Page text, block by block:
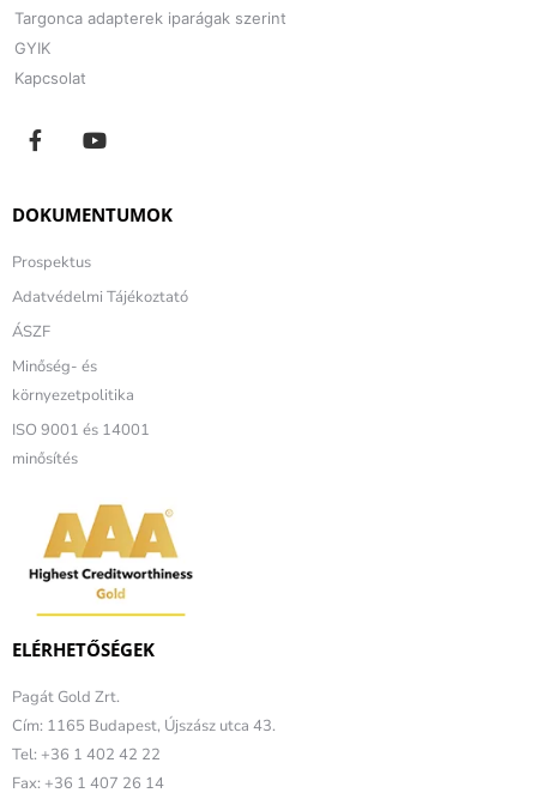
Targonca adapterek iparágak szerint
GYIK
Kapcsolat
DOKUMENTUMOK
Prospektus
Adatvédelmi Tájékoztató
ÁSZF
Minőség- és
környezetpolitika
ISO 9001 és 14001
minősítés
ELÉRHETŐSÉGEK
Pagát Gold Zrt.
Cím: 1165 Budapest, Újszász utca 43.
Tel: +36 1 402 42 22
Fax: +36 1 407 26 14